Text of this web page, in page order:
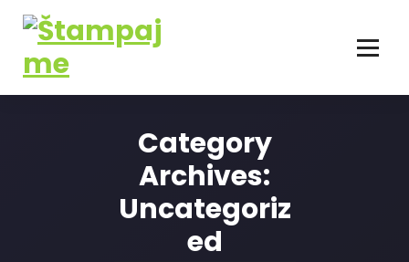
Category
Archives:
Uncategoriz
ed